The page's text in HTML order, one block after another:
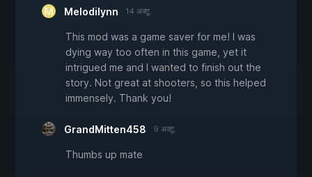
Melodilynn 14 अक्टू.
This mod was a game saver for me! I was
dying way too often in this game, yet it
intrigued me and I wanted to finish out the
story. Not great at shooters, so this helped
immensely. Thank you!
GrandMitten458 9 अक्टू.
Thumbs up mate